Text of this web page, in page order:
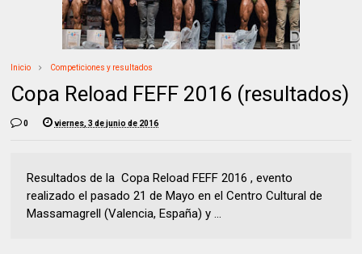
Inicio Competiciones y resultados
Copa Reload FEFF 2016 (resultados)
0 viernes, 3 de junio de 2016
Resultados de la Copa Reload FEFF 2016 , evento
realizado el pasado 21 de Mayo en el Centro Cultural de
Massamagrell (Valencia, España) y ...